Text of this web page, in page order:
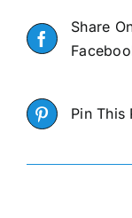
Share
Pin This